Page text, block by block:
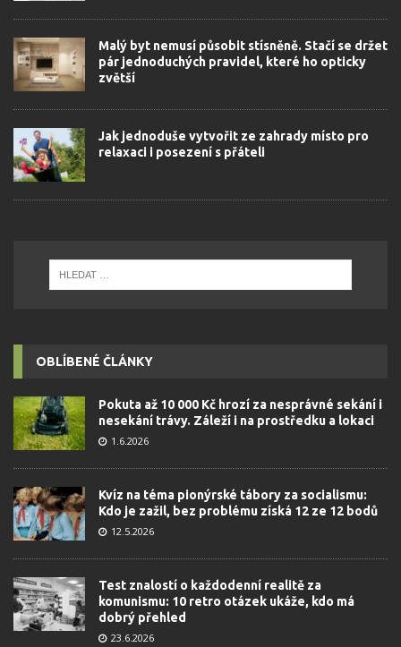
Malý byt nemusí působit stísněně. Stačí se držet
pár jednoduchých pravidel, které ho opticky
zvětší
Jak jednoduše vytvořit ze zahrady místo pro
relaxaci i posezení s přáteli
OBLÍBENÉ ČLÁNKY
Pokuta až 10 000 Kč hrozí za nesprávné sekání i
nesekání trávy. Záleží i na prostředku a lokaci
1.6.2026
Kvíz na téma pionýrské tábory za socialismu:
Kdo je zažil, bez problému získá 12 ze 12 bodů
12.5.2026
Test znalostí o každodenní realitě za
komunismu: 10 retro otázek ukáže, kdo má
dobrý přehled
23.6.2026